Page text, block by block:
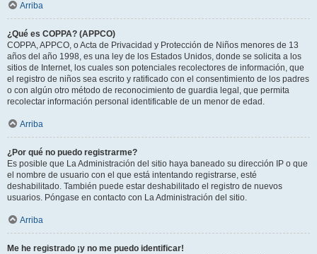
Arriba
¿Qué es COPPA? (APPCO)
COPPA, APPCO, o Acta de Privacidad y Protección de Niños menores de 13
años del año 1998, es una ley de los Estados Unidos, donde se solicita a los
sitios de Internet, los cuales son potenciales recolectores de información, que
el registro de niños sea escrito y ratificado con el consentimiento de los padres
o con algún otro método de reconocimiento de guardia legal, que permita
recolectar información personal identificable de un menor de edad.
Arriba
¿Por qué no puedo registrarme?
Es posible que La Administración del sitio haya baneado su dirección IP o que
el nombre de usuario con el que está intentando registrarse, esté
deshabilitado. También puede estar deshabilitado el registro de nuevos
usuarios. Póngase en contacto con La Administración del sitio.
Arriba
Me he registrado ¡y no me puedo identificar!